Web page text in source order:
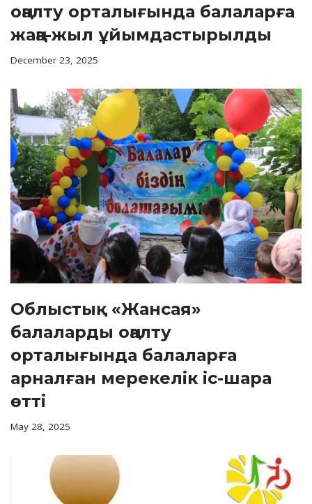
оңалту орталығында балаларға
жаңа-жыл ұйымдастырылды
December 23, 2025
Облыстық «Жансая»
балаларды оңалту
орталығында балаларға
арналған мерекелік іс-шара
өтті
May 28, 2025